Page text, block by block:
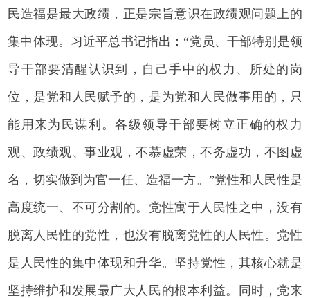
民造福是最大政绩，正是宗旨意识在政绩观问题上的
集中体现。习近平总书记指出：“党员、干部特别是领
导干部要清醒认识到，自己手中的权力、所处的岗
位，是党和人民赋予的，是为党和人民做事用的，只
能用来为民谋利。各级领导干部要树立正确的权力
观、政绩观、事业观，不慕虚荣，不务虚功，不图虚
名，切实做到为官一任、造福一方。”党性和人民性是
高度统一、不可分割的。党性寓于人民性之中，没有
脱离人民性的党性，也没有脱离党性的人民性。党性
是人民性的集中体现和升华。坚持党性，其核心就是
坚持维护和发展最广大人民的根本利益。同时，党来